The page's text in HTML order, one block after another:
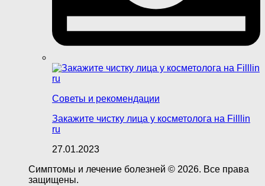
Советы и рекомендации
Закажите чистку лица у косметолога на Filllin
ru
27.01.2023
Симптомы и лечение болезней © 2026. Все права
защищены.